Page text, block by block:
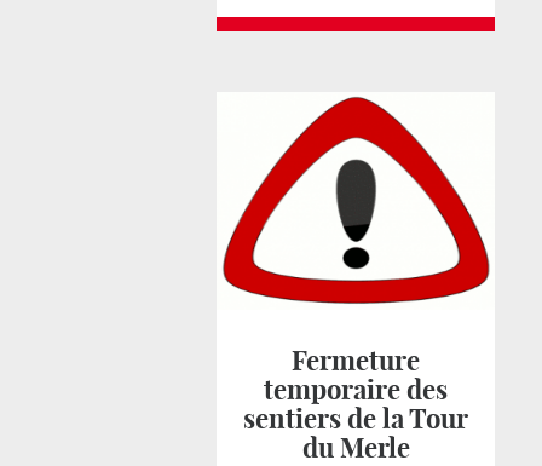
Fermeture
temporaire des
sentiers de la Tour
du Merle